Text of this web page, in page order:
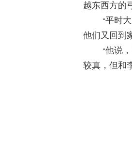
越东西方的
“平时
他们又回到
“他说
较真，但和